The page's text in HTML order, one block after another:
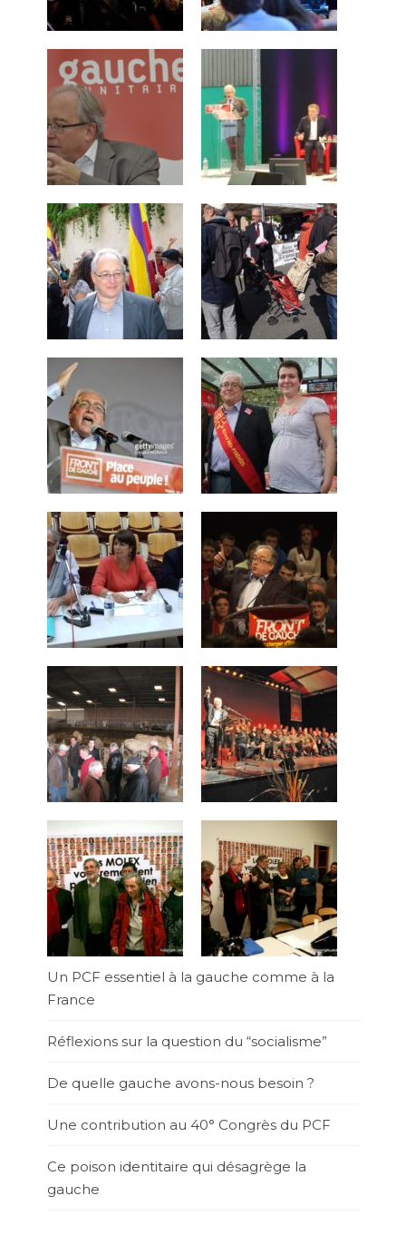
Un PCF essentiel à la gauche comme à la
France
Réflexions sur la question du “socialisme”
De quelle gauche avons-nous besoin ?
Une contribution au 40° Congrès du PCF
Ce poison identitaire qui désagrège la
gauche